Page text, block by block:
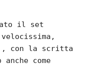
il set
, con la scritta
come